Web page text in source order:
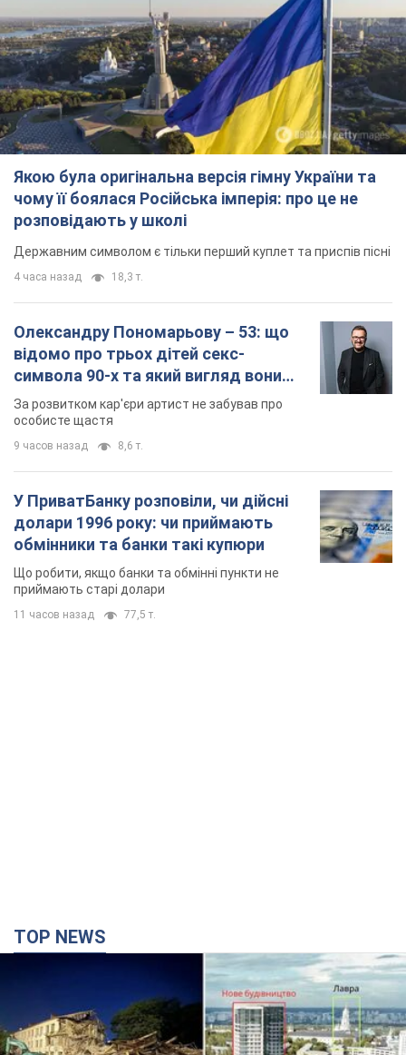
Якою була оригінальна версія гімну України та
чому її боялася Російська імперія: про це не
розповідають у школі
Державним символом є тільки перший куплет та приспів пісні
4 часа назад 18,3 т.
Олександру Пономарьову – 53: що
відомо про трьох дітей секс-
символа 90-х та який вигляд вони
мають
За розвитком кар'єри артист не забував про
особисте щастя
9 часов назад 8,6 т.
У ПриватБанку розповіли, чи дійсні
долари 1996 року: чи приймають
обмінники та банки такі купюри
Що робити, якщо банки та обмінні пункти не
приймають старі долари
11 часов назад 77,5 т.
TOP NEWS